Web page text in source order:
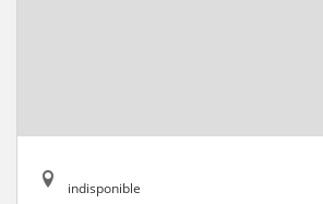
indisponible